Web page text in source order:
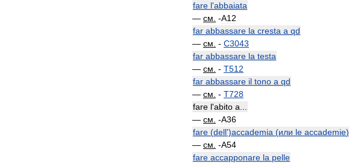
fare l'abbaiata
— см -A12
far abbassare la cresta a qd
— см - C3043
far abbassare la testa
— см - T512
far abbassare il tono a qd
— см - T728
fare l'abito a
— см -A36
fare (dell')accademia (или le accademie)
— см -A54
fare accapponare la pelle